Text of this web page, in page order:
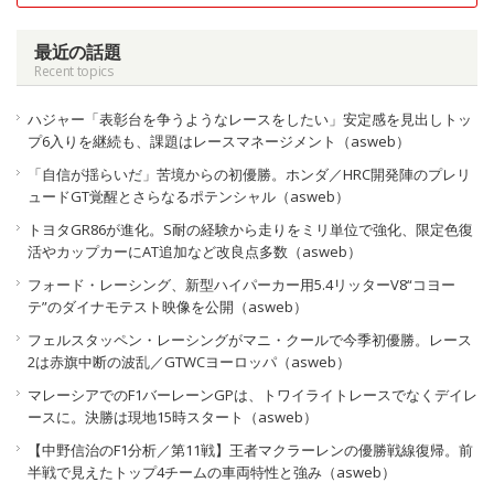
最近の話題
Recent topics
ハジャー「表彰台を争うようなレースをしたい」安定感を見出しトッ
プ6入りを継続も、課題はレースマネージメント（asweb）
「自信が揺らいだ」苦境からの初優勝。ホンダ／HRC開発陣のプレリ
ュードGT覚醒とさらなるポテンシャル（asweb）
トヨタGR86が進化。S耐の経験から走りをミリ単位で強化、限定色復
活やカップカーにAT追加など改良点多数（asweb）
フォード・レーシング、新型ハイパーカー用5.4リッターV8“コヨー
テ”のダイナモテスト映像を公開（asweb）
フェルスタッペン・レーシングがマニ・クールで今季初優勝。レース
2は赤旗中断の波乱／GTWCヨーロッパ（asweb）
マレーシアでのF1バーレーンGPは、トワイライトレースでなくデイレ
ースに。決勝は現地15時スタート（asweb）
【中野信治のF1分析／第11戦】王者マクラーレンの優勝戦線復帰。前
半戦で見えたトップ4チームの車両特性と強み（asweb）